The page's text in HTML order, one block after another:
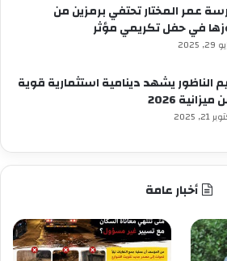
عمر المختار تحتفي برمزين من
في حفل تكريمي مؤثر
2025
الناظور يشهد دينامية استثمارية قوية
2026
21, 2025
أخبار عامة